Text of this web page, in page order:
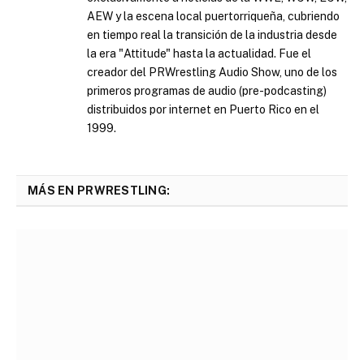
AEW y la escena local puertorriqueña, cubriendo
en tiempo real la transición de la industria desde
la era "Attitude" hasta la actualidad. Fue el
creador del PRWrestling Audio Show, uno de los
primeros programas de audio (pre-podcasting)
distribuidos por internet en Puerto Rico en el
1999.
MÁS EN PRWRESTLING: